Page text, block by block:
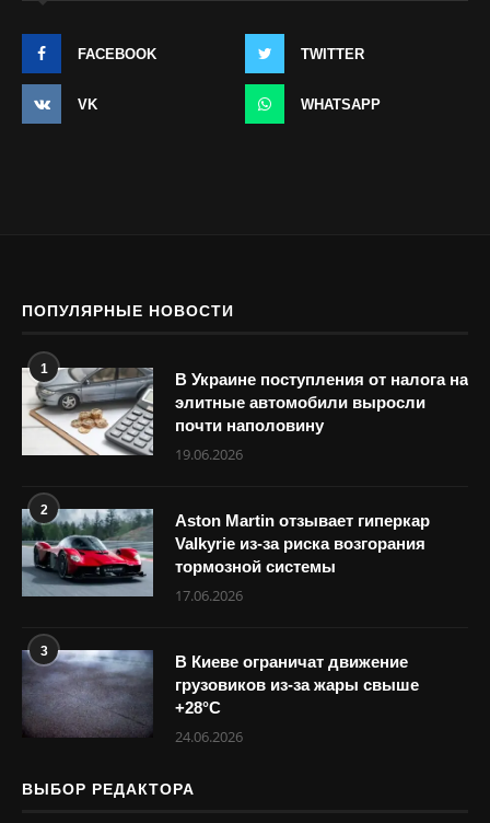
FACEBOOK TWITTER
VK WHATSAPP
ПОПУЛЯРНЫЕ НОВОСТИ
1
В Украине поступления от налога на
элитные автомобили выросли
почти наполовину
19.06.2026
2
Aston Martin отзывает гиперкар
Valkyrie из-за риска возгорания
тормозной системы
17.06.2026
3
В Киеве ограничат движение
грузовиков из-за жары свыше
+28°С
24.06.2026
ВЫБОР РЕДАКТОРА